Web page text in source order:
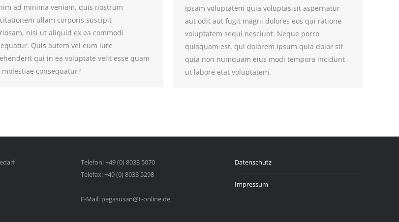
ad minima veniam, quis nostrum
ullam corporis suscipit
nisi ut aliquid ex ea commodi
Quis autem vel eum iure
qui in ea voluptate velit esse quam
consequatur?
Ipsam voluptatem quia voluptas sit aspernatur
aut odit aut fugit magni dolores eos qui ratione
voluptatem sequi nesciunt. Neque porro
quisquam est, qui dolorem ipsum quia dolor sit
quia non numquam eius modi tempora incidunt
ut labore etat voluptatem.
Telefon: +49 (0) 8033 5070
Telefax: +49 (0) 8033 5298
E-Mail: pegasusan@t-online.de
Datenschutz
Impressum